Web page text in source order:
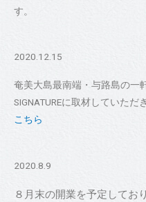
す。
2020.12.15
奄美大島最南端・与路島の一
SIGNATUREに取材していただ
こちら
2020.8.9
８月末の開業を予定してお